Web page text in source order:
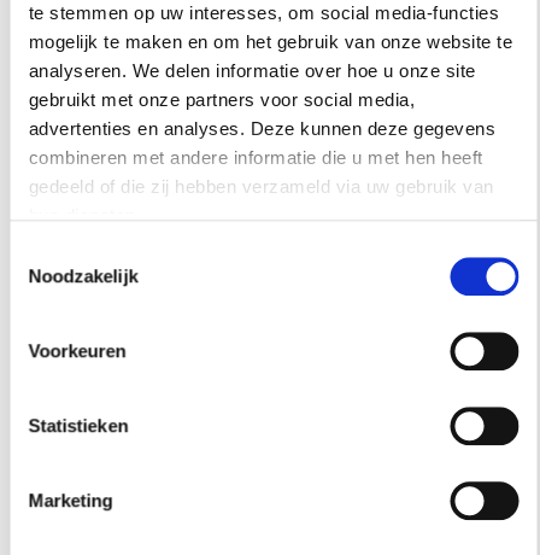
te stemmen op uw interesses, om social media-functies
mogelijk te maken en om het gebruik van onze website te
analyseren. We delen informatie over hoe u onze site
gebruikt met onze partners voor social media,
advertenties en analyses. Deze kunnen deze gegevens
combineren met andere informatie die u met hen heeft
gedeeld of die zij hebben verzameld via uw gebruik van
Noodzakelijk
Voorkeuren
Statistieken
Marketing
INSPIRATIE